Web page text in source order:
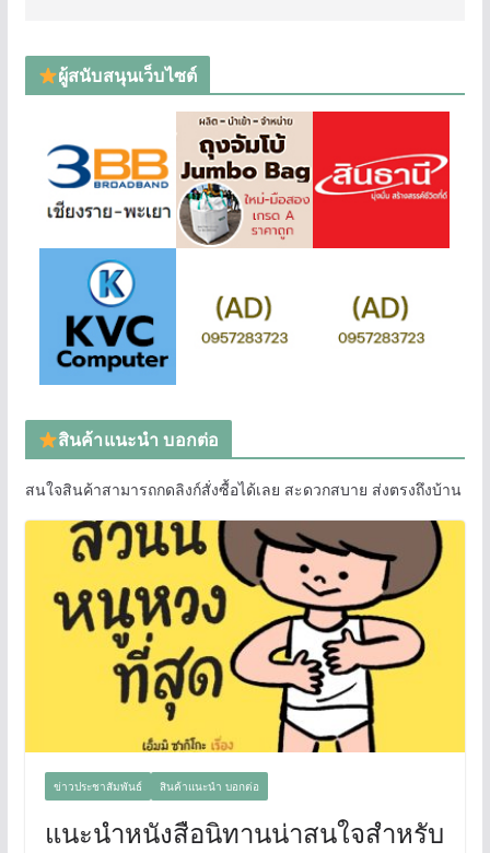
ผู้สนับสนุนเว็บไซต์
สินค้าแนะนำ บอกต่อ
สนใจสินค้าสามารถกดลิงก์สั่งซื้อได้เลย สะดวกสบาย ส่งตรงถึงบ้าน
ข่าวประชาสัมพันธ์ สินค้าแนะนำ บอกต่อ
แนะนำหนังสือนิทานน่าสนใจสำหรับ